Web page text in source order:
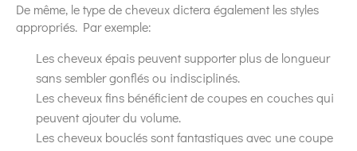
De même, le type de cheveux dictera également les styles
appropriés. Par exemple:
Les cheveux épais peuvent supporter plus de longueur
sans sembler gonflés ou indisciplinés.
Les cheveux fins bénéficient de coupes en couches qui
peuvent ajouter du volume.
Les cheveux bouclés sont fantastiques avec une coupe